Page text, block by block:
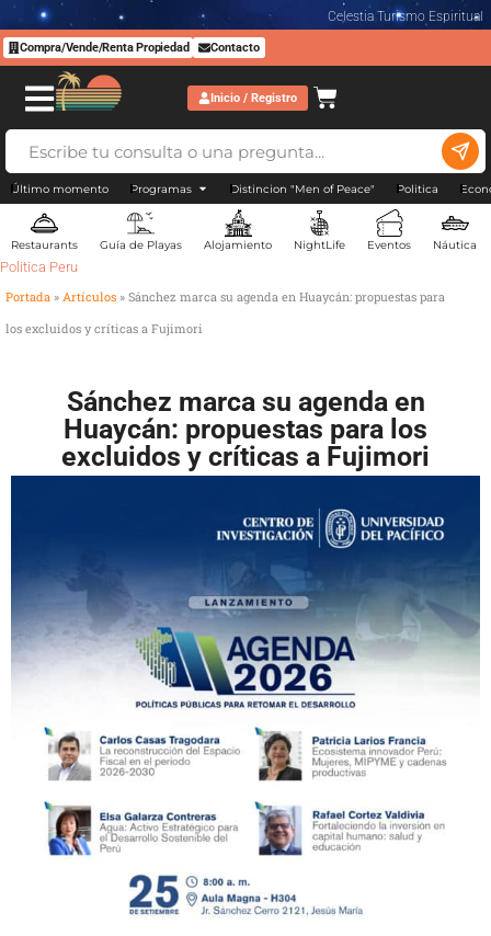
Celestia Turismo Espiritual
Compra/Vende/Renta Propiedad Contacto
Inicio / Registro
Último momento Programas Distincion "Men of Peace" Politica
Restaurants Guía de Playas Alojamiento NightLife Eventos Náutica
Politica Peru
Portada » Artículos » Sánchez marca su agenda en Huaycán: propuestas para
los excluidos y críticas a Fujimori
Sánchez marca su agenda en
Huaycán: propuestas para los
excluidos y críticas a Fujimori